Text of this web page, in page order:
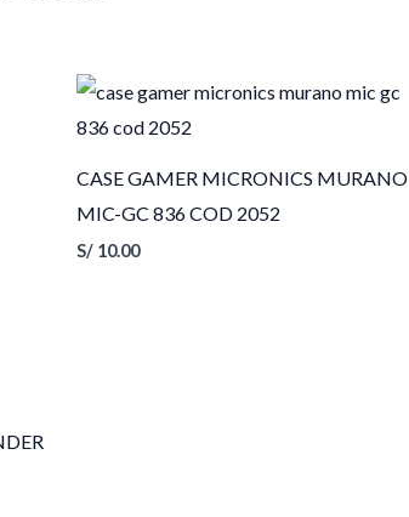
CASE GAMER MICRONICS MURANO
MIC-GC 836 COD 2052
S/ 10.00